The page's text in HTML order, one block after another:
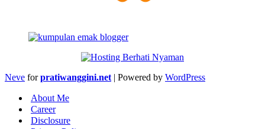
Neve forpratiwanggini.net | Powered by WordPress
About Me
Career
Disclosure